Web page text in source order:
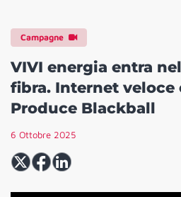
Campagne
VIVI energia entra
fibra. Internet veloce
Produce Blackball
6 Ottobre 2025